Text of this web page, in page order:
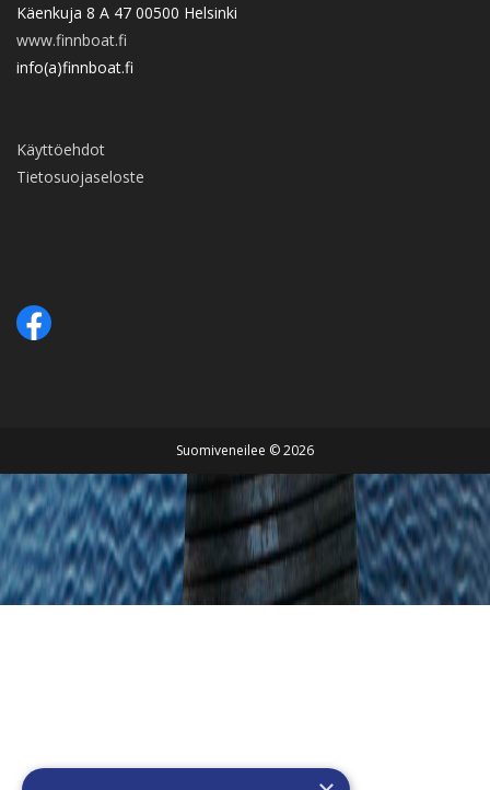
Käenkuja 8 A 47 00500 Helsinki
www.finnboat.fi
info(a)finnboat.fi
Käyttöehdot
Tietosuojaseloste
Suomiveneilee © 2026